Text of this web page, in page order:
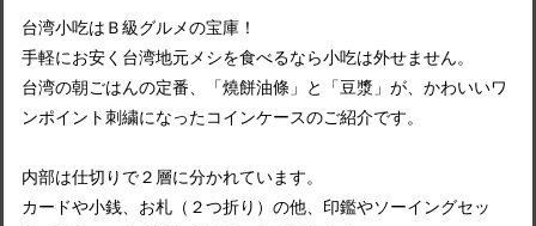
台湾小吃はＢ級グルメの宝庫！
手軽にお安く台湾地元メシを食べるなら小吃は外せません。
台湾の朝ごはんの定番、「燒餅油條」と「豆漿」が、かわいいワ
ンポイント刺繍になったコインケースのご紹介です。
内部は仕切りで２層に分かれています。
カードや小銭、お札（２つ折り）の他、印鑑やソーイングセッ